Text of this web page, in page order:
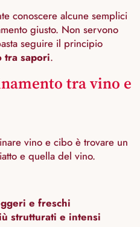
conoscere alcune semplici
giusto. Non servono
seguire il principio
sapori.
tra vino e
vino e cibo è trovare un
e quella del vino.
e freschi
strutturati e intensi